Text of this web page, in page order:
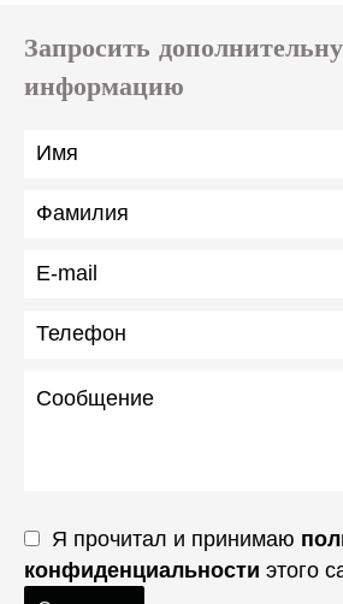
Запросить
информацию
Я прочитал и принимаю
конфиденциальности этого